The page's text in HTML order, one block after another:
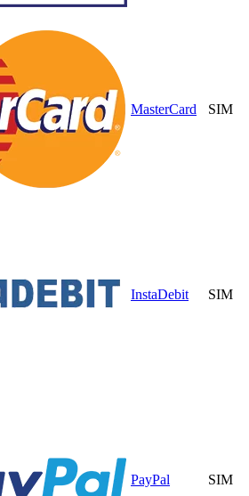
MasterCard SIM
InstaDebit SIM
PayPal SIM